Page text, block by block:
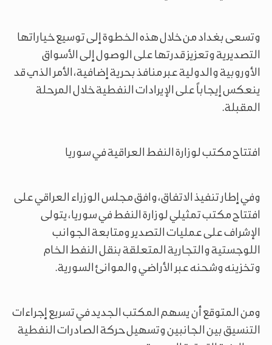
وتسعى بغداد من خلال هذه الخطوة إلى توسيع خياراتها
التصديرية وتعزيز قدرتها على الوصول إلى الأسواق
الأوروبية والدولية عبر منافذ بحرية إضافية، الأمر الذي قد
ينعكس إيجاباً على الإيرادات النفطية خلال المرحلة
المقبلة.
افتتاح مكتب لوزارة النفط العراقية في سوريا
وفي إطار تنفيذ الاتفاق، وافق مجلس الوزراء العراقي على
افتتاح مكتب تمثيلي لوزارة النفط في سوريا، يتولى
الإشراف على عمليات التصدير ومتابعة الجوانب
اللوجستية والتجارية المتعلقة بنقل النفط الخام
وتخزينه وشحنه عبر الأراضي والموانئ السورية.
ومن المتوقع أن يسهم المكتب الجديد في تسريع إجراءات
التنسيق بين الجانبين وتسهيل حركة الصادرات النفطية